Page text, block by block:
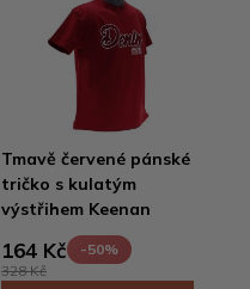
Tmavě červené pánské
tričko s kulatým
výstřihem Keenan
164 Kč
-50%
328 Kč